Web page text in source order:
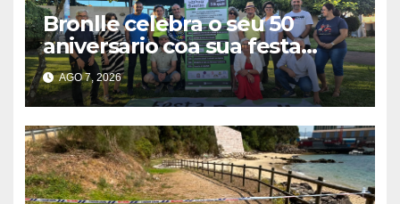
Bronlle celebra o seu 50
aniversario coa sua festa
popular o vindeiro sábado 15
de agosto
AGO 7, 2026